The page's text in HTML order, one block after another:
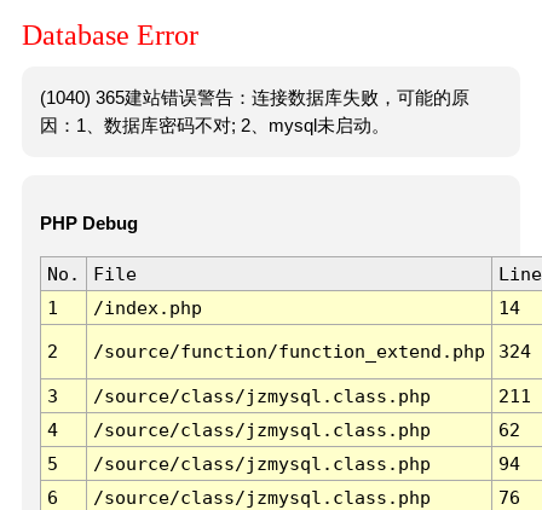
Database Error
(1040) 365建站错误警告：连接数据库失败，可能的原
因：1、数据库密码不对; 2、mysql未启动。
PHP Debug
No. File
Line
1
/index.php 14
2 /source/function/function_extend.php 324
3 /source/class/jzmysql.class.php
211
4
/source/class/jzmysql.class.php
62
5
/source/class/jzmysql.class.php
94
6
/source/class/jzmysql.class.php 76